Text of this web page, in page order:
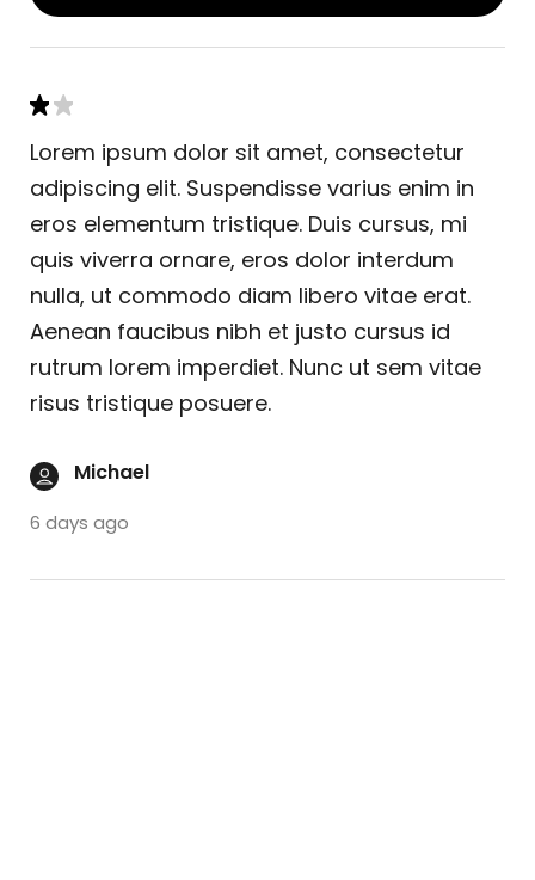
Lorem ipsum dolor sit amet, consectetur
adipiscing elit. Suspendisse varius enim in
eros elementum tristique. Duis cursus, mi
quis viverra ornare, eros dolor interdum
nulla, ut commodo diam libero vitae erat.
Aenean faucibus nibh et justo cursus id
rutrum lorem imperdiet. Nunc ut sem vitae
risus tristique posuere.
Michael
6 days ago